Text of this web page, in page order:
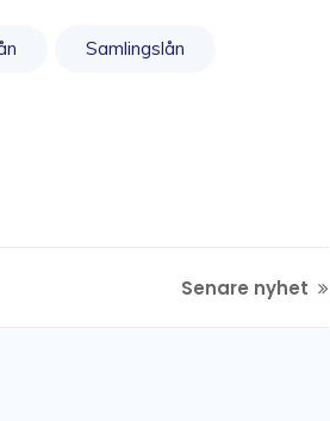
Samlingslån
Senare nyhet